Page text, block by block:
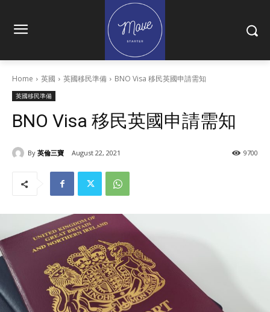
Home 英國 英國移民準備 BNO Visa 移民英國申請需知
英國移民準備
BNO Visa 移民英國申請需知
By 英倫三寶 August 22, 2021 9700